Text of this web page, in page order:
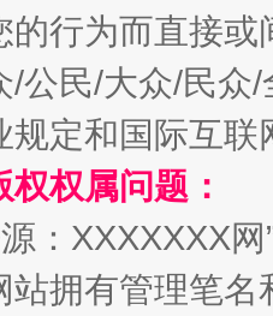
你上场
的行为而直接
/公民/大众/民
规定和国际互
权属问题：
：XXXXXXX
站拥有管理笔